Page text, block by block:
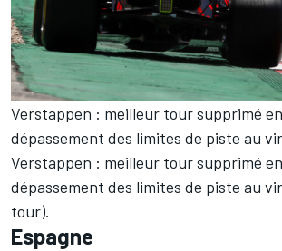
Verstappen : meilleur tour supprimé
dépassement des limites de piste au
Verstappen : meilleur tour supprimé
dépassement des limites de piste au
tour).
Espagne